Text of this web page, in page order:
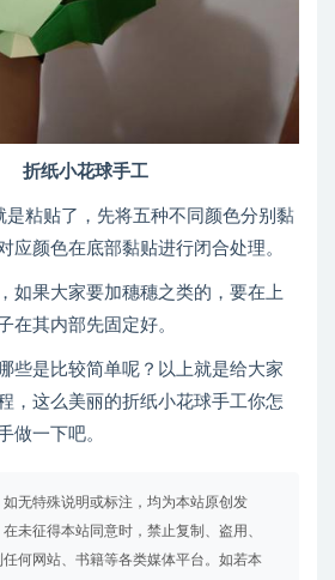
折纸小花球手工
粘贴了，先将五种不同颜色分别黏
应颜色在底部黏贴进行闭合处理。
果大家要加穗穗之类的，要在上
在其内部先固定好。
是比较简单呢？以上就是给大家
，这么美丽的折纸小花球手工你怎
做一下吧。
无特殊说明或标注，均为本站原创发
未征得本站同意时，禁止复制、盗用、
何网站、书籍等各类媒体平台。如若本